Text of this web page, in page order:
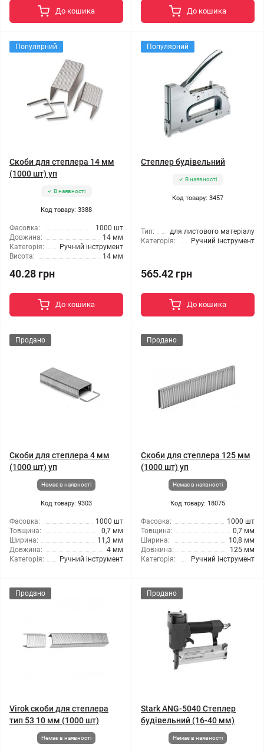
До кошика До кошика
Популярний
Скоби для степлера 14 мм
(1000 шт) уп
В наявності
Код товару: 3388
Фасовка:
1000 шт
Довжина:
14 мм
Категорія:
Ручний інструмент
Висота:
14 мм
40.28 грн
До кошика
Популярний
Степлер будівельний
В наявності
Код товару: 3457
Тип:
для листового матеріалу
Категорія:
Ручний інструмент
565.42 грн
До кошика
Продано
Скоби для степлера 4 мм
(1000 шт) уп
Немає в наявності
Код товару: 9303
Фасовка:
1000 шт
Товщина:
0,7 мм
Ширина:
11,3 мм
Довжина:
4 мм
Категорія:
Ручний інструмент
Продано
Скоби для степлера 125 мм
(1000 шт) уп
Немає в наявності
Код товару: 18075
Фасовка:
1000 шт
Товщина:
0,7 мм
Ширина:
10,8 мм
Довжина:
125 мм
Категорія:
Ручний інструмент
Продано
Virok скоби для степлера
тип 53 10 мм (1000 шт)
Немає в наявності
Продано
Stark ANG-5040 Степлер
будівельний (16-40 мм)
Немає в наявності